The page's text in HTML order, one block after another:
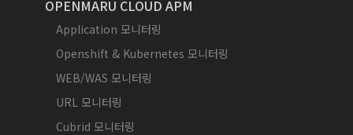
OPENMARU CLOUD APM
Application 모니터링
Openshift & Kubernetes 모니터링
WEB/WAS 모니터링
URL 모니터링
Cubrid 모니터링